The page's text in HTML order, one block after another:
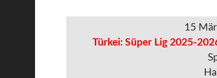
15
Türkei: Süper Lig 2025-